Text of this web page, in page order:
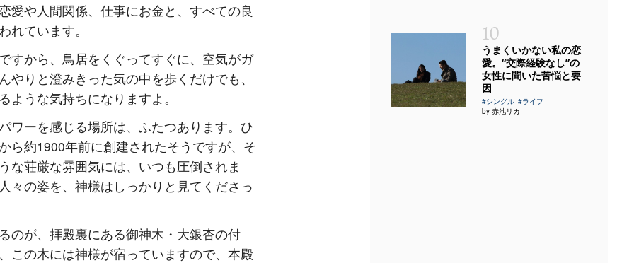
愛や人間関係、仕事にお金と、すべての良
れています。
すから、鳥居をくぐってすぐに、空気がガ
りと澄みきった気の中を歩くだけでも、
うな気持ちになりますよ。
ワーを感じる場所は、ふたつあります。ひ
ら約1900年前に創建されたそうですが、そ
な荘厳な雰囲気には、いつも圧倒されま
々の姿を、神様はしっかりと見てくださっ
のが、拝殿裏にある御神木・大銀杏の付
この木には神様が宿っていますので、本殿
10
うまくいかない私の恋
愛。“交際経験なし”の
女性に聞いた苦悩と要
因
#シングル #ライフ
by 赤池リカ